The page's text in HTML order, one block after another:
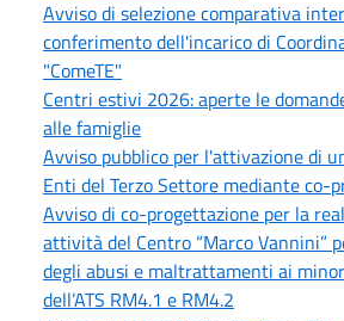
Avviso di selezione comparativa
conferimento dell'incarico di
"ComeTE"
Centri estivi 2026: aperte le
alle famiglie
Avviso pubblico per l'attivazione di
Enti del Terzo Settore mediante co-
Avviso di co-progettazione per la
attività del Centro “Marco Vannini”
degli abusi e maltrattamenti ai
dell’ATS RM4.1 e RM4.2